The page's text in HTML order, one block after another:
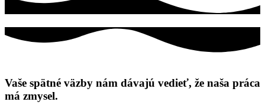
Vaše spätné väzby nám dávajú vedieť, že naša práca
má zmysel.